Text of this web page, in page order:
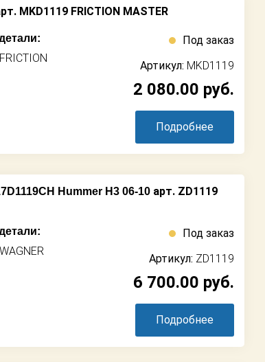
MKD1119 FRICTION MASTER
FRICTION
Под заказ
Артикул: MKD1119
2 080.00 руб.
Подробнее
Hummer H3 06-10 арт. ZD1119
WAGNER
Под заказ
Артикул: ZD1119
6 700.00 руб.
Подробнее